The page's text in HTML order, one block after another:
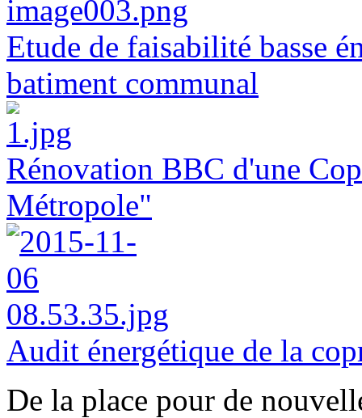
Etude de faisabilité basse
batiment communal
Rénovation BBC d'une
Métropole"
Audit énergétique de la
De la place pour de